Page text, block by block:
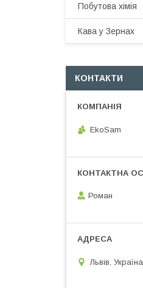
Побутова хімія
Кава у Зернах
КОНТАКТИ
EkoSam
Роман
Львів, Україна